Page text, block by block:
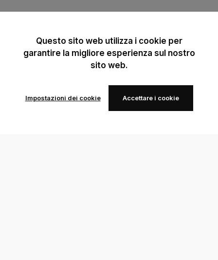
Questo sito web utilizza i cookie per
garantire la migliore esperienza sul nostro
sito web.
Impostazioni dei cookie Accettare i cookie